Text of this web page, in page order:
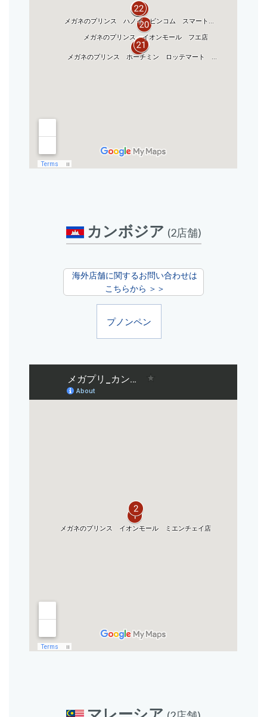
カンボジア (2店舗)
海外店舗に関するお問い合わせは
こちらから ＞＞
プノンペン